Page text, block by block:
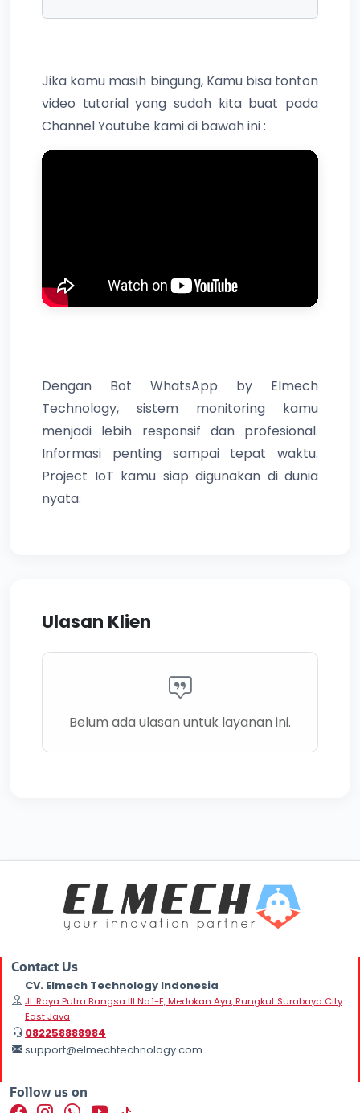
Jika kamu masih bingung, Kamu bisa tonton
video tutorial yang sudah kita buat pada
Channel Youtube kami di bawah ini :
Dengan Bot WhatsApp by Elmech
Technology, sistem monitoring kamu
menjadi lebih responsif dan profesional.
Informasi penting sampai tepat waktu.
Project IoT kamu siap digunakan di dunia
nyata.
Ulasan Klien
Belum ada ulasan untuk layanan ini.
Contact Us
CV. Elmech Technology Indonesia
Jl. Raya Putra Bangsa III No.1-E, Medokan Ayu, Rungkut Surabaya City
East Java
082258888984
support@elmechtechnology.com
Follow us on